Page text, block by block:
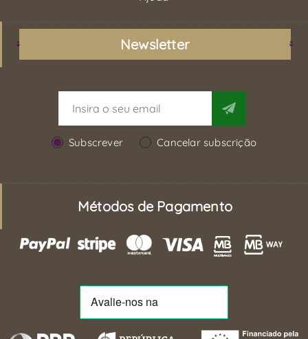
Newsletter
Subscrever Cancelar subscrição
Métodos de Pagamento